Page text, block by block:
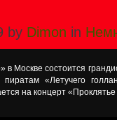
by Dimon in
Москве состоится
«Летучего
на концерт